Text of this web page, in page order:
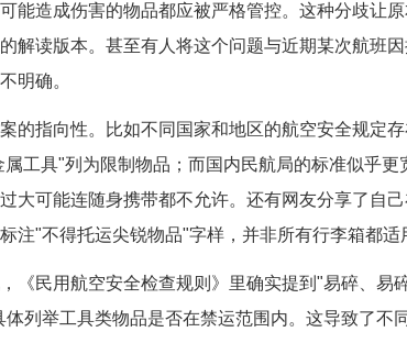
能造成伤害的物品都应被严格管控。这种分歧让
解读版本。甚至有人将这个问题与近期某次航班
明确。
的指向性。比如不同国家和地区的航空安全规定
工具"列为限制物品；而国内民航局的标准似乎
可能连随身携带都不允许。还有网友分享了自己
注"不得托运尖锐物品"字样，并非所有行李箱都适
《民用航空安全检查规则》里确实提到"易碎、易
列举工具类物品是否在禁运范围内。这导致了不